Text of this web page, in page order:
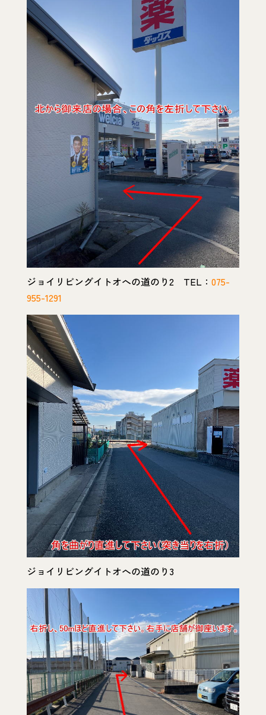
ジョイリビングイトオへの道のり2 TEL： 075-
955-1291
ジョイリビングイトオへの道のり3